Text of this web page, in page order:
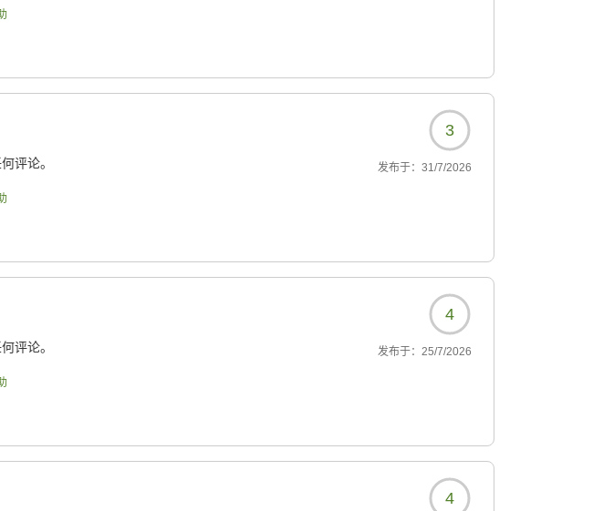
3
评论。 发布于： 31/7/2026
4
评论。 发布于： 25/7/2026
4